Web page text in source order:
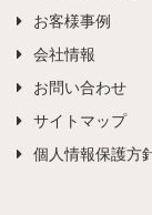
お客様事例
会社情報
お問い合わせ
サイトマップ
個人情報保護方